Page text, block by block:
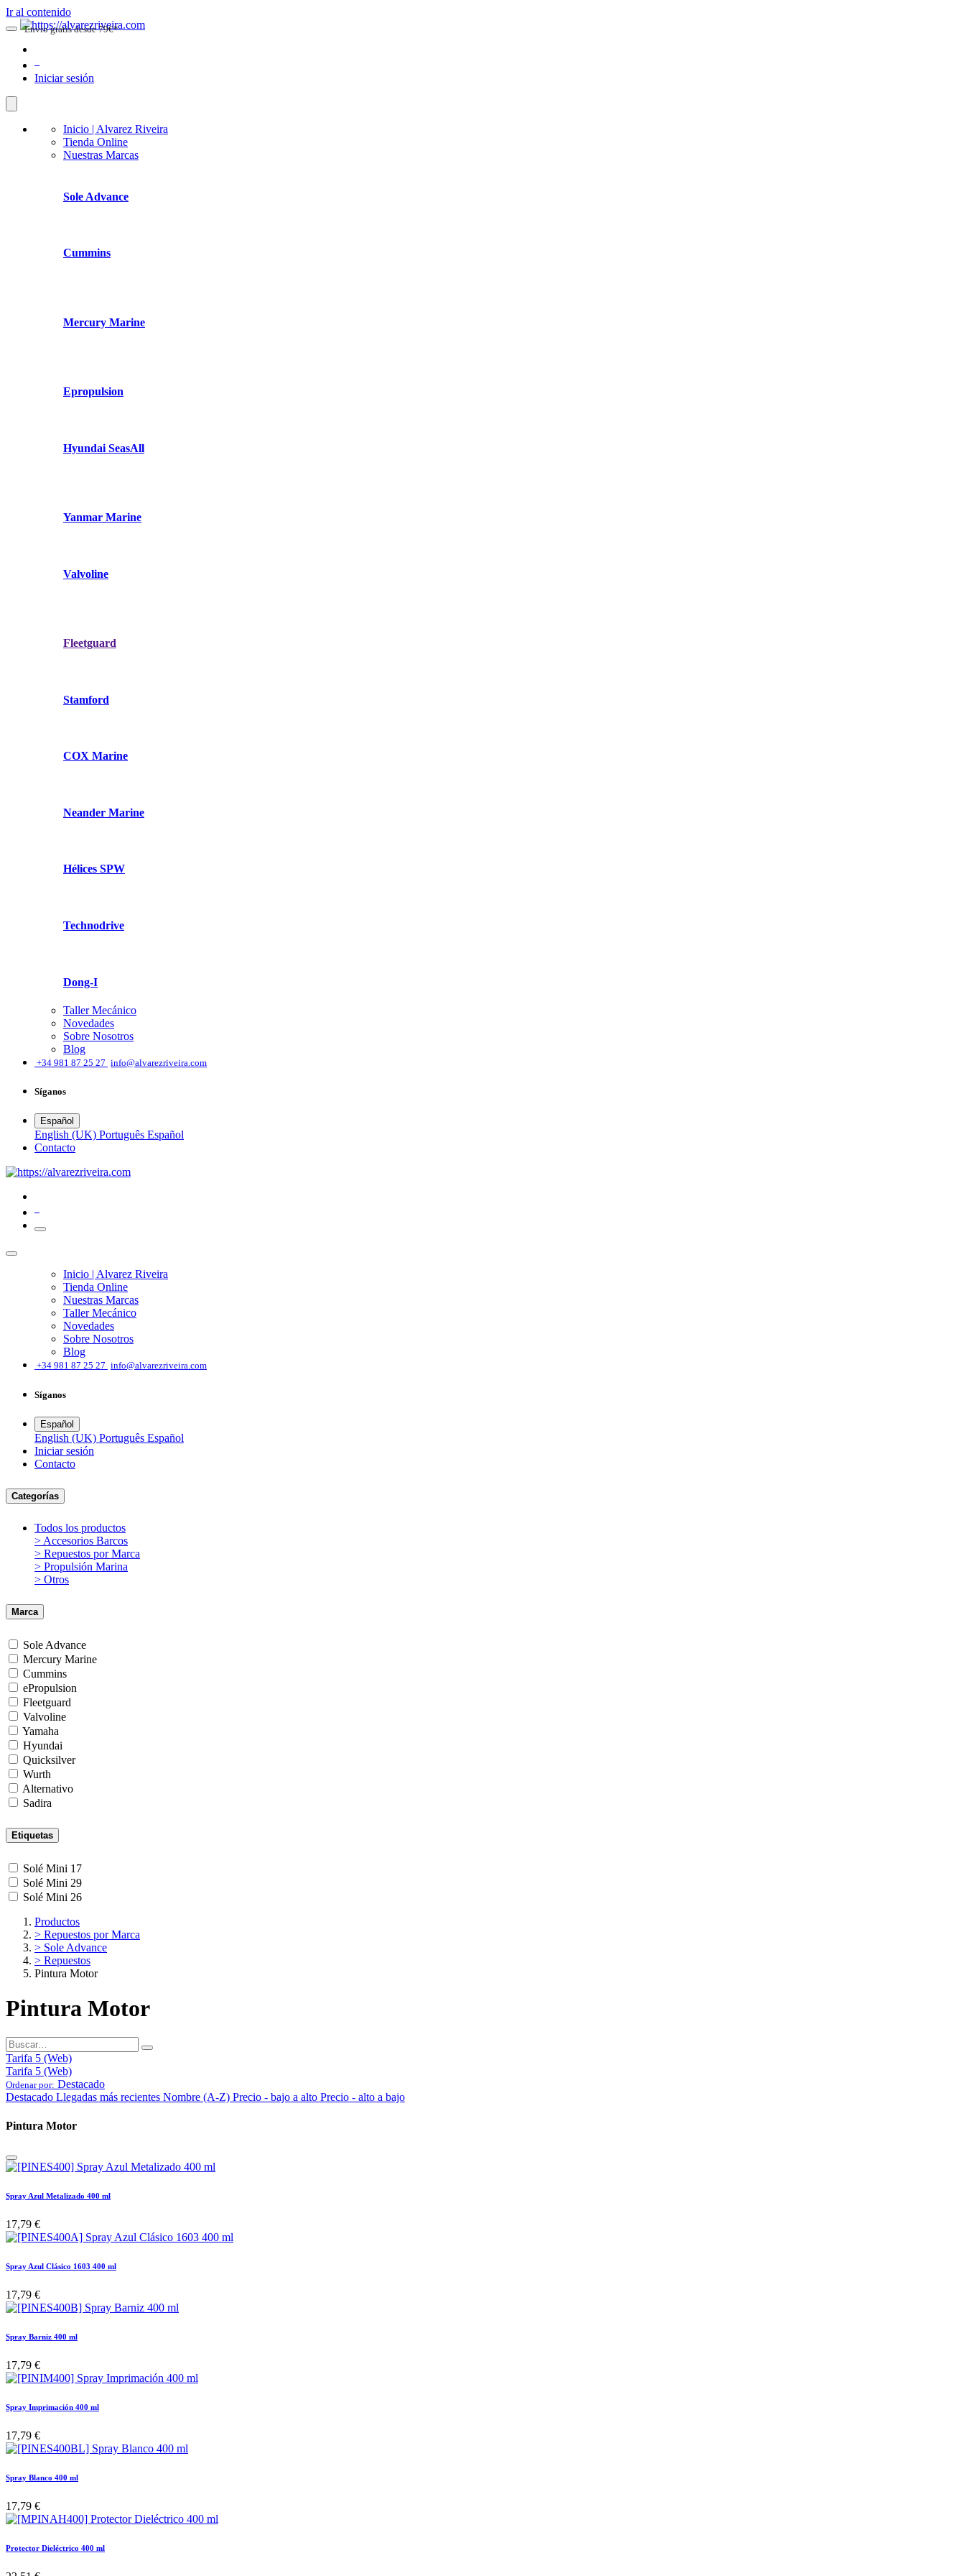
Ir al contenido
Iniciar sesión
Inicio | Alvarez Riveira
Tienda Online
Nuestras Marcas
Sole Advance
Cummins
Mercury Marine
Epropulsion
Hyundai SeasAll
Yanmar Marine
Valvoline
Fleetguard
Stamford
COX Marine
Neander Marine
Hélices SPW
Technodrive
Dong-I
Taller Mecánico
Novedades
Sobre Nosotros
Blog
+34 981 87 25 27 info@alvarezriveira.com
Síganos
Español
English (UK) Português Español
​Contacto
Envio gratis desde 79€*
Inicio | Alvarez Riveira
Tienda Online
Nuestras Marcas
Taller Mecánico
Novedades
Sobre Nosotros
Blog
+34 981 87 25 27 info@alvarezriveira.com
Síganos
Español
English (UK) Português Español
Iniciar sesión
​Contacto
Categorías
Todos los productos
> Accesorios Barcos
> Repuestos por Marca
> Propulsión Marina
> Otros
Marca
Sole Advance
Mercury Marine
Cummins
ePropulsion
Fleetguard
Valvoline
Yamaha
Hyundai
Quicksilver
Wurth
Alternativo
Sadira
Etiquetas
Solé Mini 17
Solé Mini 29
Solé Mini 26
Productos
> Repuestos por Marca
> Sole Advance
> Repuestos
Pintura Motor
Pintura Motor
Tarifa 5 (Web)
Tarifa 5 (Web)
Ordenar por: Destacado
Destacado Llegadas más recientes Nombre (A-Z) Precio - bajo a alto Precio - alto a bajo
Pintura Motor
Spray Azul Metalizado 400 ml
17,79 €
Spray Azul Clásico 1603 400 ml
17,79 €
Spray Barniz 400 ml
17,79 €
Spray Imprimación 400 ml
17,79 €
Spray Blanco 400 ml
17,79 €
Protector Dieléctrico 400 ml